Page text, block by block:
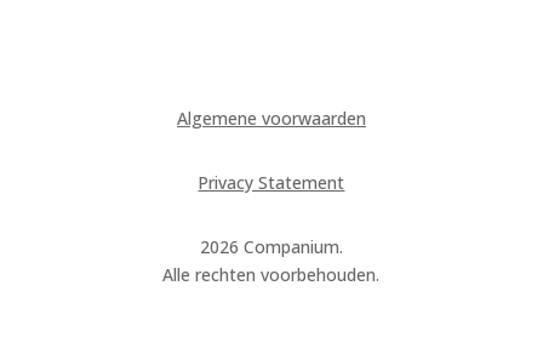
Algemene voorwaarden
Privacy Statement
2026 Companium.
Alle rechten voorbehouden.